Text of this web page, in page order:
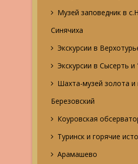
Музей заповедник в
Синячиха
Экскурсии в
Экскурсии в Сысерть и
Шахта-музей золота и
Березовский
Коуровская
Туринск и горячие
Арамашево